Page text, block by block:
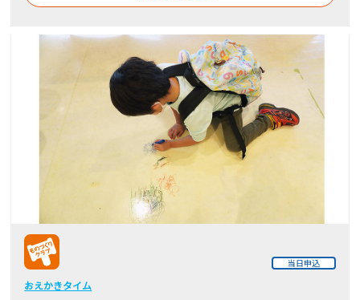
当日申込
おえかきタイム